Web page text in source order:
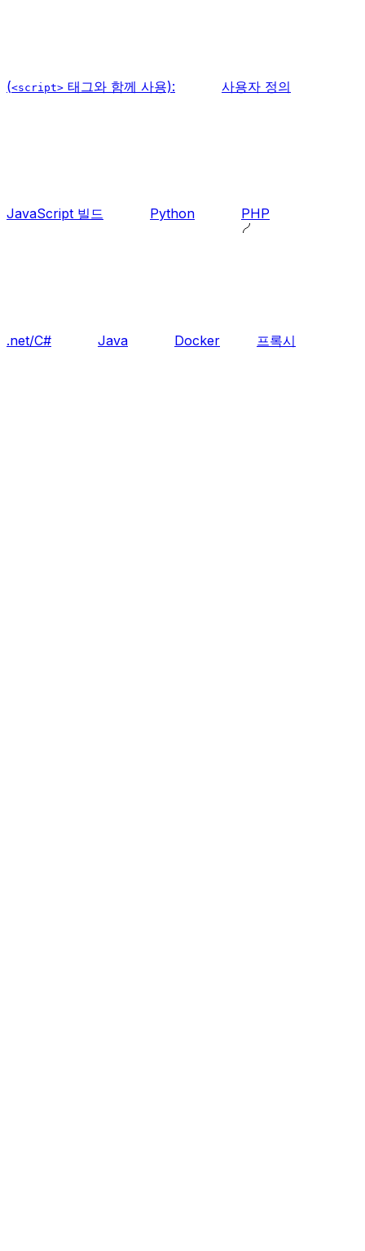
(<script> 태그와 함께 사용): 사용자 정의
JavaScript 빌드 Python PHP
.net/C# Java Docker 프록시